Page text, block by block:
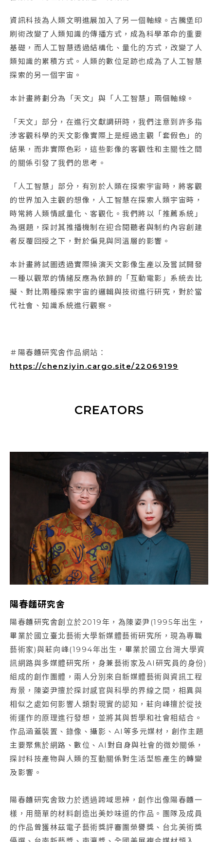
資訊科技為人類文明進展加入了另一個軸線。古騰堡印
刷術改變了人類知識的傳播方式，成為科學革命的重要
基礎，而人工智慧透過結構化、量化的方式，改變了人
類知識的累積方式。人類的數位足跡也成為了人工智慧
探索的另一個宇宙。
本計畫將劃分為「天文」與「人工智慧」兩個軸線。
「天文」部分，在進行文獻調研時，我們注意到許多指
涉客觀科學的天文影像實際上是經過主觀「套假色」的
結果，而非實際色彩，這些影像的客觀性和主關性之間
的關係引發了我們的思考。
「人工智慧」部分，有別於人類在探索宇宙時，將客觀
的世界加入主觀的想像，人工智慧在探索人類宇宙時，
時常將人類情感量化、客觀化。我們將以「推薦系統」
為選題，探討其推播機制在迎合閱聽者與制約內容創建
者反覆回授之下，對於偏見與同溫層的影響。
本計畫將試圖透過實際操演天文影像生產以及嘗試開發
一種以觀眾的情緒反應為依歸的「互動電影」系統去比
擬、對比兩種探索宇宙的邏輯與技術進行研究，對於當
代社會、知識系統進行觀察。
＃陽春麵研究舍作品網站：
https://chenziyin.cargo.site/22069199
CREATORS
陽春麵研究舍
陽春麵研究舍創立於2019年，為陳姿尹(1995年出生，
畢業於國立臺北藝術大學新媒體藝術研究所，現為專職
藝術家)與莊向峰(1994年出生，畢業於國立台灣大學資
訊網路與多媒體研究所，身兼藝術家及AI研究員的身份)
組成的創作團體，兩人分別來自新媒體藝術與資訊工程
背景，陳姿尹擅於探討感官與科學的界線之間，相異與
相似之處如何影響人類對現實的認知，莊向峰擅於從技
術運作的原理進行發想，並將其與哲學和社會相結合。
作品涵蓋裝置、錄像、攝影、AI等多元媒材，創作主題
主要聚焦於網路、數位、AI對自身與社會的微妙關係，
探討科技產物與人類的互動關係對生活型態產生的轉變
及影響。
陽春麵研究舍致力於透過跨域思辨，創作出像陽春麵一
樣，用簡單的材料創造出美妙味道的作品。團隊及成員
的作品曾獲林茲電子藝術獎評審團榮譽獎、台北美術獎